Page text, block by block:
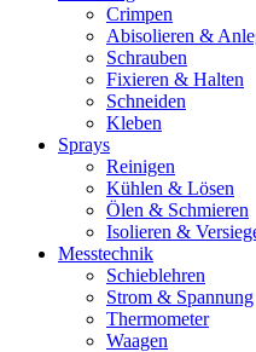
Crimpen
Abisolieren &
Schrauben
Fixieren & Halten
Schneiden
Kleben
Sprays
Reinigen
Kühlen & Lösen
Ölen & Schmieren
Isolieren &
Messtechnik
Schieblehren
Strom & Spannung
Thermometer
Waagen